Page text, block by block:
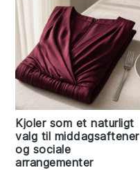
Kjoler som et naturligt
valg til middagsaftener
og sociale
arrangementer